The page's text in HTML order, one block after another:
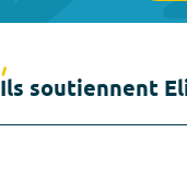
Ils soutiennent